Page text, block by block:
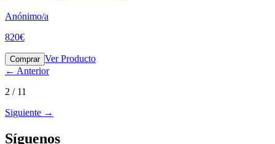
Anónimo/a
820€
Comprar Ver Producto
← Anterior
2 / 11
Siguiente →
Síguenos